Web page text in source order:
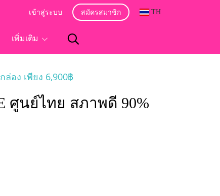
เข้าสู่ระบบ สมัครสมาชิก TH
เพิ่มเติม
อง เพียง 6,900฿
ศูนย์ไทย สภาพดี 90%